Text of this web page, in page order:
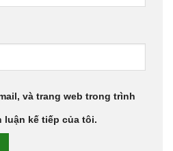
và trang web trong trình
luận kế tiếp của tôi.